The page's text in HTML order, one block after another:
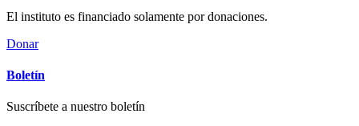
El instituto es financiado solamente por donaciones.
Donar
Boletín
Suscríbete a nuestro boletín